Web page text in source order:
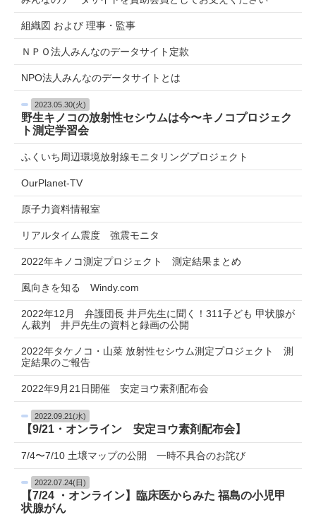
組織図 および 理事・監事
ＮＰＯ法人みんなのデータサイト定款
NPO法人みんなのデータサイトとは
2023.05.30(火)
野生キノコの放射性セシウムは今〜キノコプロジェク
ト測定学習会
ふくいち周辺環境放射線モニタリングプロジェクト
OurPlanet-TV
原子力資料情報室
リアルタイム震度 強震モニタ
2022年キノコ測定プロジェクト 測定結果まとめ
風向きを知る Windy.com
2022年12月 弁護団長 井戸先生に聞く！311子ども 甲状腺が
ん裁判 井戸先生の資料と録画の公開
2022年タケノコ・山菜 放射性セシウム測定プロジェクト 測
定結果のご報告
2022年9月21日開催 安定ヨウ素剤配布会
2022.09.21(水)
【9/21・オンライン 安定ヨウ素剤配布会】
7/4〜7/10 土壌マップの公開 一時不具合のお詫び
2022.07.24(日)
【7/24 ・オンライン】臨床医からみた 福島の小児甲
状腺がん